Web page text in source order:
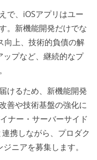
で、iOSアプリはユー
。新機能開発だけでな
向上、技術的負債の解
ップなど、継続的なプ
けるため、新機能開発
善や技術基盤の強化に
ナー・サーバーサイド
携しながら、プロダク
ニアを募集します。